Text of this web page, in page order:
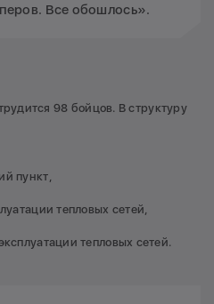
Все обошлось».
98 бойцов. В структуру
пункт,
тепловых сетей,
тепловых сетей.